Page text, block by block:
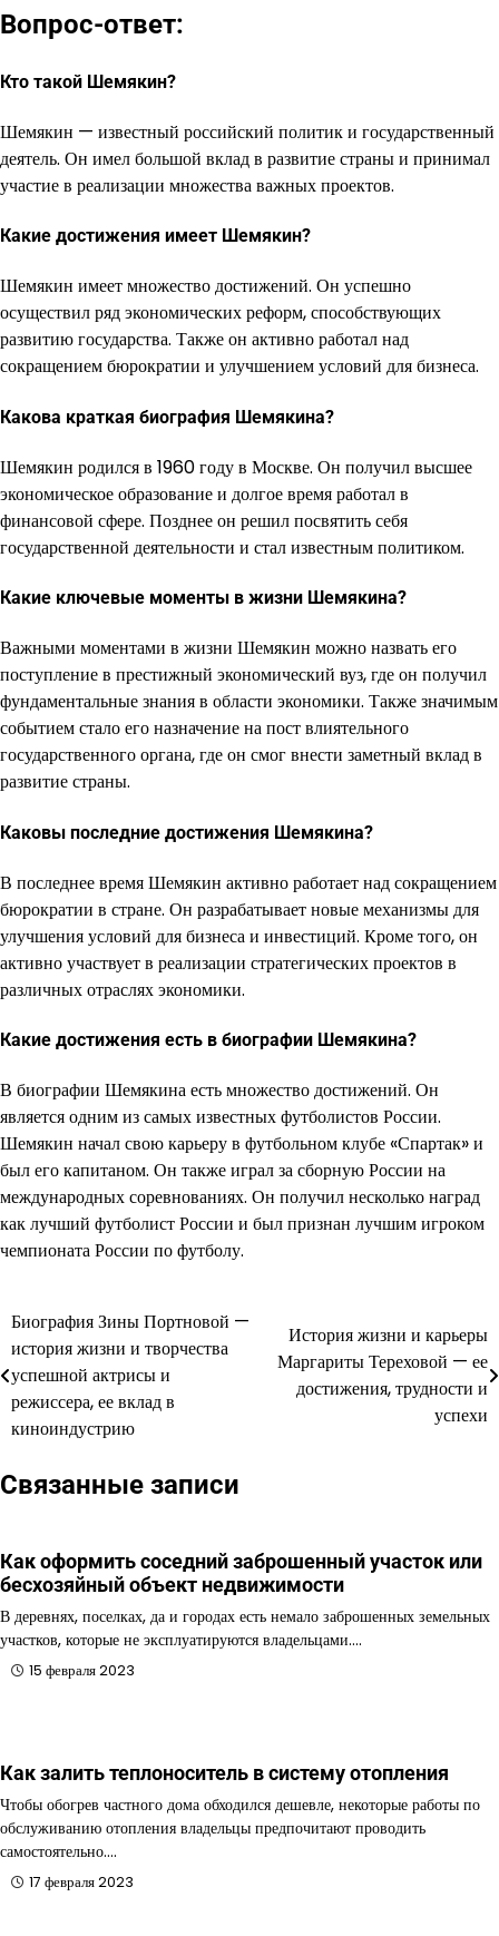
Вопрос-ответ:
Кто такой Шемякин?
Шемякин — известный российский политик и государственный
деятель. Он имел большой вклад в развитие страны и принимал
участие в реализации множества важных проектов.
Какие достижения имеет Шемякин?
Шемякин имеет множество достижений. Он успешно
осуществил ряд экономических реформ, способствующих
развитию государства. Также он активно работал над
сокращением бюрократии и улучшением условий для бизнеса.
Какова краткая биография Шемякина?
Шемякин родился в 1960 году в Москве. Он получил высшее
экономическое образование и долгое время работал в
финансовой сфере. Позднее он решил посвятить себя
государственной деятельности и стал известным политиком.
Какие ключевые моменты в жизни Шемякина?
Важными моментами в жизни Шемякин можно назвать его
поступление в престижный экономический вуз, где он получил
фундаментальные знания в области экономики. Также значимым
событием стало его назначение на пост влиятельного
государственного органа, где он смог внести заметный вклад в
развитие страны.
Каковы последние достижения Шемякина?
В последнее время Шемякин активно работает над сокращением
бюрократии в стране. Он разрабатывает новые механизмы для
улучшения условий для бизнеса и инвестиций. Кроме того, он
активно участвует в реализации стратегических проектов в
различных отраслях экономики.
Какие достижения есть в биографии Шемякина?
В биографии Шемякина есть множество достижений. Он
является одним из самых известных футболистов России.
Шемякин начал свою карьеру в футбольном клубе «Спартак» и
был его капитаном. Он также играл за сборную России на
международных соревнованиях. Он получил несколько наград
как лучший футболист России и был признан лучшим игроком
чемпионата России по футболу.
Навигация
по
записям
Биография Зины Портновой —
история жизни и творчества
успешной актрисы и
режиссера, ее вклад в
киноиндустрию
История жизни и карьеры
Маргариты Тереховой — ее
достижения, трудности и
успехи
Связанные записи
Как оформить соседний заброшенный участок или
бесхозяйный объект недвижимости
В деревнях, поселках, да и городах есть немало заброшенных земельных
участков, которые не эксплуатируются владельцами.…
15 февраля 2023
Как залить теплоноситель в систему отопления
Чтобы обогрев частного дома обходился дешевле, некоторые работы по
обслуживанию отопления владельцы предпочитают проводить
самостоятельно.…
17 февраля 2023